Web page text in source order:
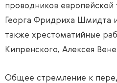
проводников европейской
Георга Фридриха Шмидта
также хрестоматийные
Кипренского, Алексея
Общее стремление к